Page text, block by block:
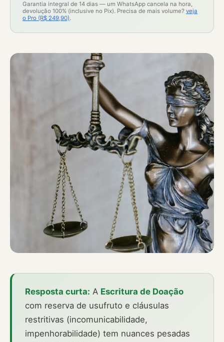
Garantia integral de 14 dias — um WhatsApp cancela na hora,
devolução 100% (inclusive no Pix). Precisa de mais volume? veja
o Pro (R$ 249,90).
Resposta curta: A Escritura de Doação
com reserva de usufruto e cláusulas
restritivas (incomunicabilidade,
impenhorabilidade) tem nuances pesadas